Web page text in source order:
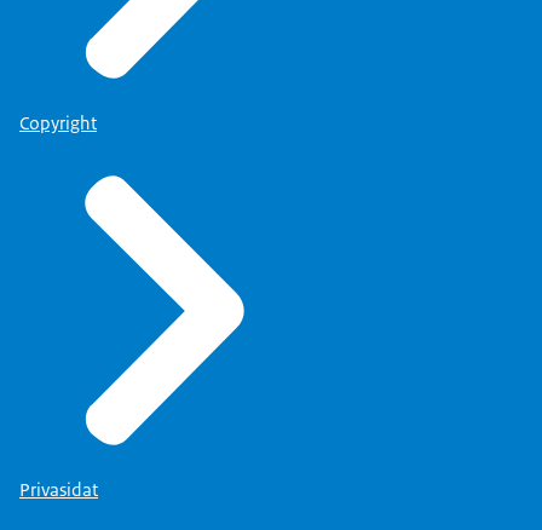
Copyright
Privasidat